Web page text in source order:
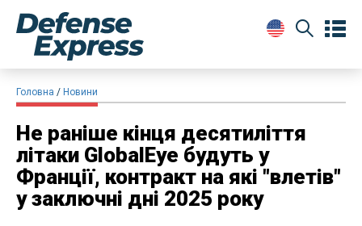
Головна Новини
Не раніше кінця десятиліття
літаки GlobalEye будуть у
Франції, контракт на які "влетів"
у заключні дні 2025 року